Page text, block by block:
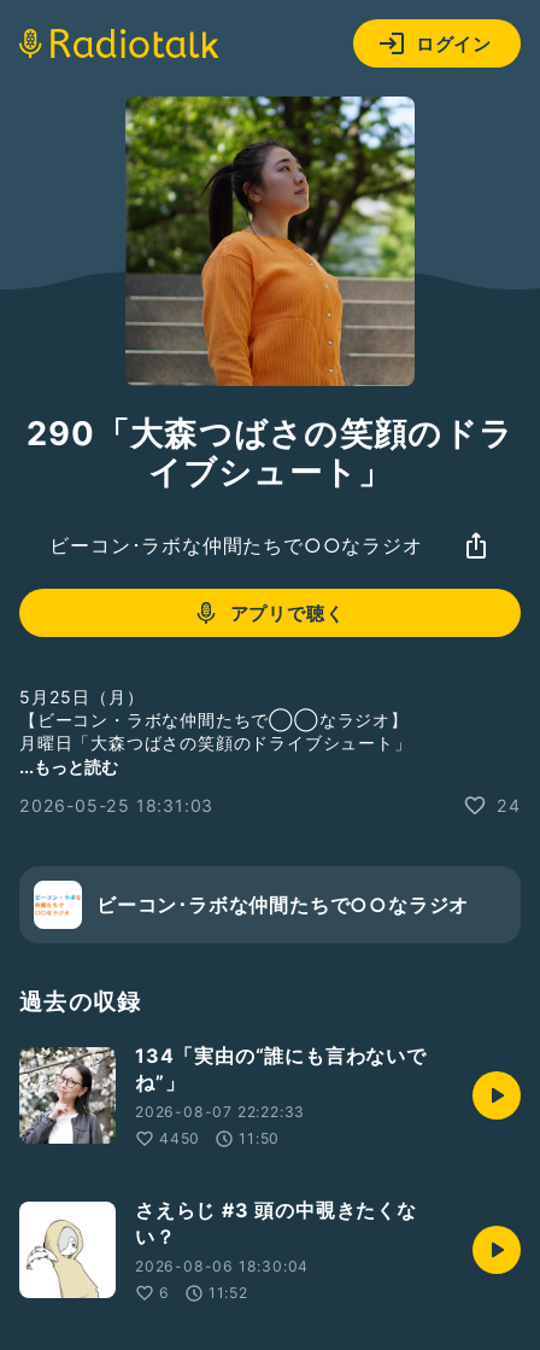
ログイン
290「大森つばさの笑顔のドラ
イブシュート」
ビーコン･ラボな仲間たちで○○なラジオ
アプリで聴く
5月25日（月）
【ビーコン・ラボな仲間たちで◯◯なラジオ】
月曜日「大森つばさの笑顔のドライブシュート」
振り返ると、とてもいい1週間で、「よし！今週も頑張る
みなさんそれぞれ、素敵な1週間になりますように☺️
今週1週間、一緒にがんばりましょーーー！！！！
・劇団ナイスコンプレックスN37「劇団」
Blu-ray&DVD 円盤、台本、ブロマイド販売中✨
https://naikon.cart.fc2.com/
・MBSドラマ特区
「彩香ちゃんは弘子先輩に恋してる」山荒 桃 役
𝗕𝗹𝘂-𝗿𝗮𝘆＆𝗗𝗩𝗗 𝗕𝗢𝗫発売中🎉
新婦👰‍♀️遥の友人、近藤彩香役で出演！
Blu-ray&DVD発売中&動画配信サイトで配信中✨
-----------------------------------
...もっと読む
2026-05-25 18:31:03
24
ビーコン･ラボな仲間たちで○○なラジオ
過去の収録
134「実由の“誰にも言わないで
ね”」
2026-08-07 22:22:33
4450
11:50
さえらじ #3 頭の中覗きたくな
い？
2026-08-06 18:30:04
6
11:52